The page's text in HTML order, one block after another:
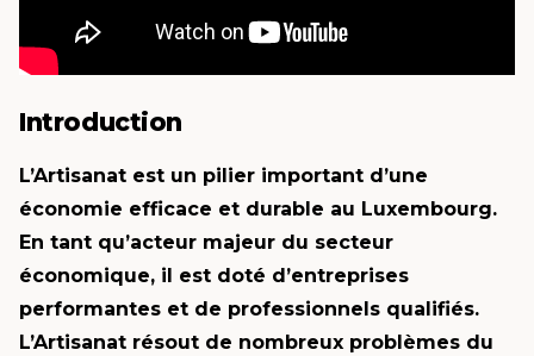
Introduction
L’Artisanat est un pilier important d’une
économie efficace et durable au Luxembourg.
En tant qu’acteur majeur du secteur
économique, il est doté d’entreprises
performantes et de professionnels qualifiés.
L’Artisanat résout de nombreux problèmes du